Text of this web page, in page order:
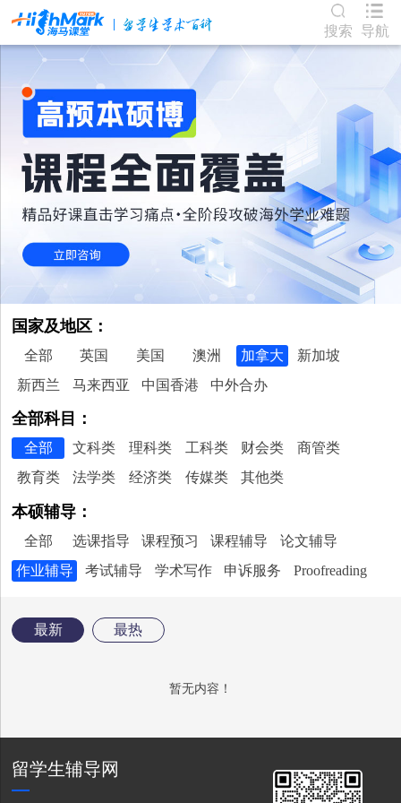
搜索 导航
国家及地区：
全部 英国 美国 澳洲 加拿大
新加坡
新西兰
马来西亚 中国香港 中外合办
全部科目：
全部 文科类 理科类 工科类 财会类
商管类
教育类
法学类 经济类 传媒类 其他类
本硕辅导：
全部 选课指导 课程预习 课程辅导
论文辅导
作业辅导
考试辅导 学术写作 申诉服务 Proofreading
最新 最热
暂无内容！
留学生辅导网